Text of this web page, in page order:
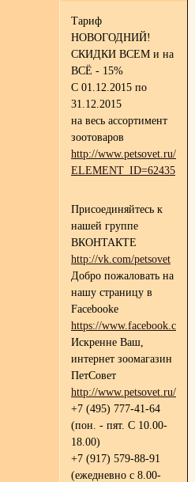
Тариф
НОВОГОДНИЙ!
СКИДКИ ВСЕМ и на
ВСЁ - 15%
С 01.12.2015 по
31.12.2015
на весь ассортимент
зоотоваров
http://www.petsovet.ru/
ELEMENT_ID=62435
Присоединяйтесь к
нашей группе
ВКОНТАКТЕ
http://vk.com/petsovet
Добро пожаловать на
нашу страницу в
Facebooke
https://
Искренне Ваш,
интернет зоомагазин
ПетСовет
http://www.petsovet.ru/
+7 (495) 777-41-64
(пон. - пят. С 10.00-
18.00)
+7 (917) 579-88-91
(ежедневно с 8.00-